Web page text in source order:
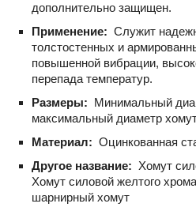
дополнительно защищен.
Применение: Служит
толстостенных и
повышенной вибрации,
перепада температур.
Размеры: Минимальный
максимальный диаметр
Материал: Оцинкованная
Другое название: Хомут
Хомут силовой желтого
шарнирный хомут